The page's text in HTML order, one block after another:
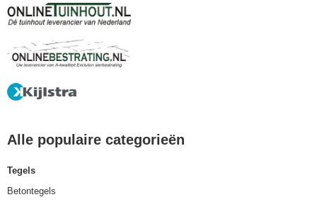
Alle populaire categorieën
Tegels
Betontegels